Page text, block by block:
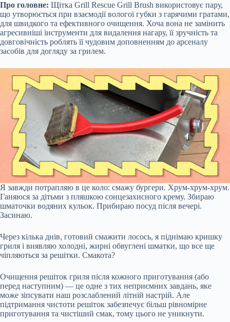
Про головне: Щітка Grill Rescue Grill Brush використовує пару,
що утворюється при взаємодії вологої губки з гарячими гратами,
для швидкого та ефективного очищення. Хоча вона не замінить
агресивніші інструменти для видалення нагару, її зручність та
довговічність роблять її чудовим доповненням до арсеналу
засобів для догляду за грилем.
Я завжди потрапляю в це коло: смажу бургери. Хрум-хрум-хрум.
Ганяюся за дітьми з пляшкою сонцезахисного крему. Збираю
шматочки водяних кульок. Прибираю посуд після вечері.
Засинаю.
Через кілька днів, готовий смажити лосось, я піднімаю кришку
гриля і виявляю холодні, жирні обвуглені шматки, що все ще
чіпляються за решітки. Смакота?
Очищення решіток гриля після кожного приготування (або
перед наступним) — це одне з тих неприємних завдань, яке
може зіпсувати наш розслаблений літній настрій. Але
підтримання чистоти решіток забезпечує більш рівномірне
приготування та чистіший смак, тому цього не уникнути.